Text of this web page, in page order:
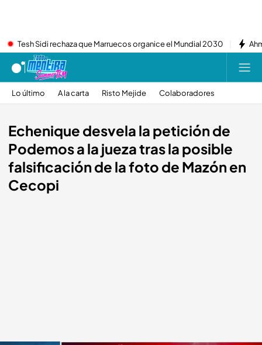
Tesh Sidi rechaza que Marruecos organice el Mundial 2030
Lo último A la carta Risto Mejide Colaboradores
Echenique desvela la petición de
Podemos a la jueza tras la posible
falsificación de la foto de Mazón en
Cecopi